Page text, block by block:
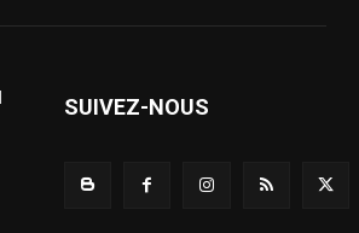
SUIVEZ-NOUS